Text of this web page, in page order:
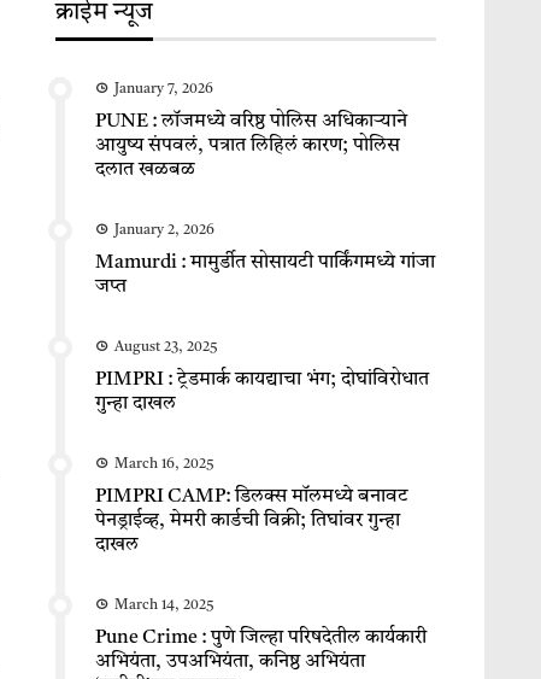
क्राईम न्यूज
January 7, 2026
PUNE : लॉजमध्ये वरिष्ठ पोलिस अधिकाऱ्याने
आयुष्य संपवलं, पत्रात लिहिलं कारण; पोलिस
दलात खळबळ
January 2, 2026
Mamurdi : मामुर्डीत सोसायटी पार्किंगमध्ये गांजा
जप्त
August 23, 2025
PIMPRI : ट्रेडमार्क कायद्याचा भंग; दोघांविरोधात
गुन्हा दाखल
March 16, 2025
PIMPRI CAMP: डिलक्स मॉलमध्ये बनावट
पेनड्राईव्ह, मेमरी कार्डची विक्री; तिघांवर गुन्हा
दाखल
March 14, 2025
Pune Crime : पुणे जिल्हा परिषदेतील कार्यकारी
अभियंता, उपअभियंता, कनिष्ठ अभियंता